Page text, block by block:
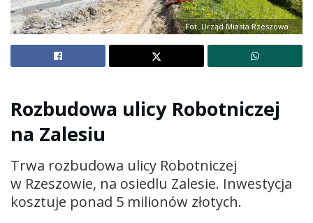
Fot. Urząd Miasta Rzeszowa
Rozbudowa ulicy Robotniczej
na Zalesiu
Trwa rozbudowa ulicy Robotniczej
w Rzeszowie, na osiedlu Zalesie. Inwestycja
kosztuje ponad 5 milionów złotych.